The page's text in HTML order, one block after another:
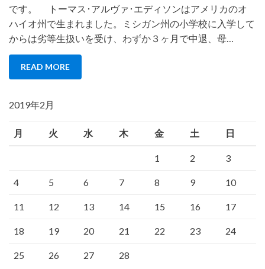
です。 トーマス･アルヴァ･エディソンはアメリカのオ
ハイオ州で生まれました。ミシガン州の小学校に入学して
からは劣等生扱いを受け、わずか３ヶ月で中退、母…
READ MORE
2019年2月
月 火 水 木 金 土 日
1 2 3
4 5 6 7 8 9 10
11 12 13 14 15 16 17
18 19 20 21 22 23 24
25 26 27 28